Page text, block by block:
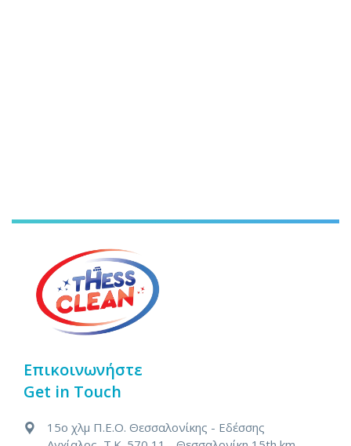
Επικοινωνήστε
Get in Touch
15ο χλμ Π.Ε.Ο. Θεσσαλονίκης - Εδέσσης